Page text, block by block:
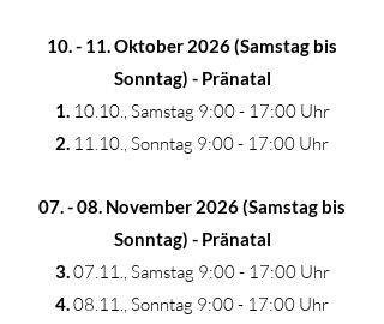
10. - 11. Oktober 2026 (Samstag bis
Sonntag) - Pränatal
1.10.10., Samstag 9:00 - 17:00 Uhr
2. 11.10., Sonntag 9:00 - 17:00 Uhr
07. - 08. November 2026 (Samstag bis
Sonntag) - Pränatal
3.07.11., Samstag 9:00 - 17:00 Uhr
4.08.11., Sonntag 9:00 - 17:00 Uhr